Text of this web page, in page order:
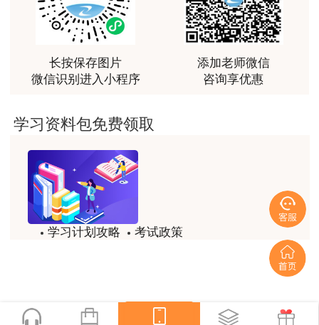
力。
用户m0****88
最棒的预习课
用户m2****66
越听越觉得好
用户m2****66
非常非常非常非常棒！！!！
用户m2****66
土建计量这门课我听了门金瑞和孙琦两位老师的课
长按保存图片
微信识别进入小程序
添加老师微信
咨询享优惠
学习资料包免费领取
学习计划攻略
考试政策